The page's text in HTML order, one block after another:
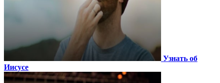
Узнать об
Иисусе